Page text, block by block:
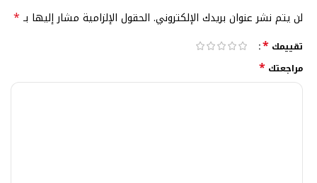
لن يتم نشر عنوان بريدك الإلكتروني. الحقول الإلزامية مشار إليها بـ *
تقييمك *
مراجعتك *